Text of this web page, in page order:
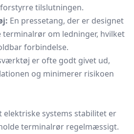
tilslutningen.
En pressetang, der er designet
terminalrør om ledninger, hvilket
forbindelse.
er ofte godt givet ud,
og minimerer risikoen
elektriske systems stabilitet er
terminalrør regelmæssigt.